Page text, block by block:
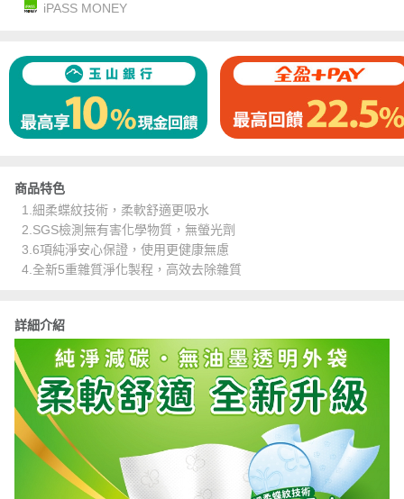
iPASS MONEY
商品特色
1.細柔蝶紋技術，柔軟舒適更吸水
2.SGS檢測無有害化學物質，無螢光劑
3.6項純淨安心保證，使用更健康無慮
4.全新5重雜質淨化製程，高效去除雜質
詳細介紹